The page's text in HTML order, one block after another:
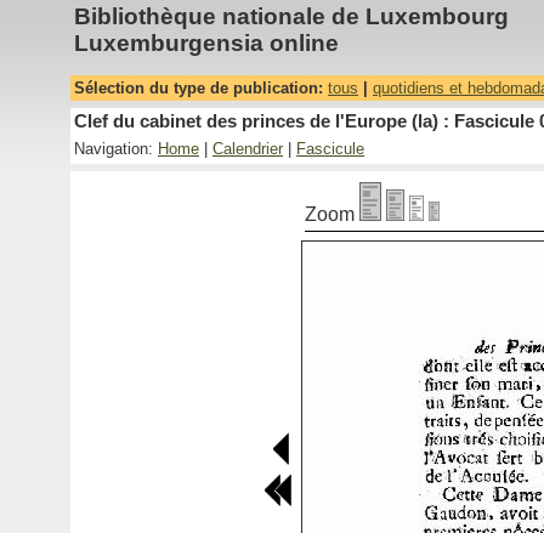
Bibliothèque nationale de Luxembourg
Luxemburgensia online
Sélection du type de publication: tous quotidiens et
Clef du cabinet des princes de l'Europe (la) : Fascicule
Navigation: Home Calendrier Fascicule
Zoom